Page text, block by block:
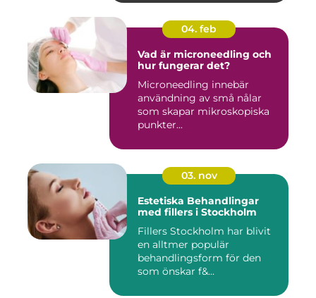
04. feb
Vad är microneedling och
hur fungerar det?
Microneedling innebär
användning av små nålar
som skapar mikroskopiska
punkter...
03. nov
Estetiska Behandlingar
med fillers i Stockholm
Fillers Stockholm har blivit
en alltmer populär
behandlingsform för den
som önskar f&...